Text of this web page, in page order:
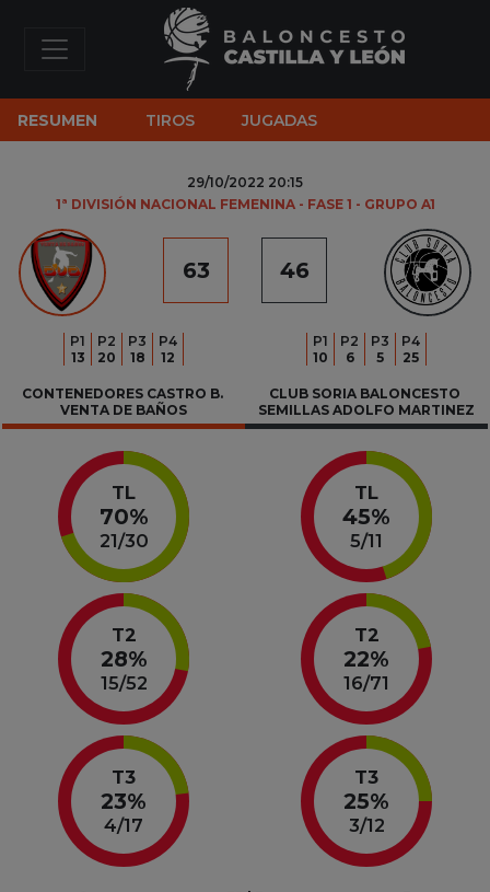
RESUMEN TIROS JUGADAS
29/10/2022 20:15
1ª DIVISIÓN NACIONAL FEMENINA - FASE 1 - GRUPO A1
63
P1
13
P2
20
P3
18
P4
12
CONTENEDORES CASTRO B.
VENTA DE BAÑOS
46
P1
10
P2
6
P3
5
P4
25
CLUB SORIA BALONCESTO
SEMILLAS ADOLFO MARTINEZ
TL
70%
21/30
T2
28%
15/52
T3
23%
4/17
TL
45%
5/11
T2
22%
16/71
T3
25%
3/12